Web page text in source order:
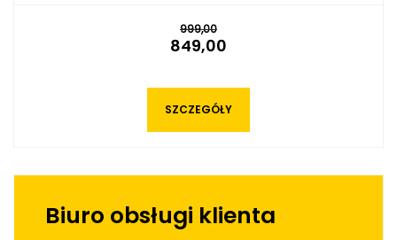
999,00
849,00
SZCZEGÓŁY
Biuro obsługi klienta